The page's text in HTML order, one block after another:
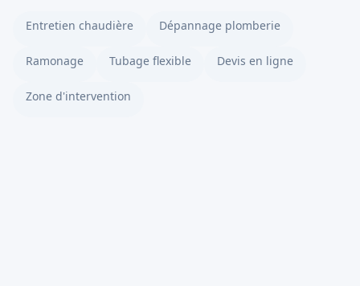
Entretien chaudière Dépannage plomberie
Ramonage Tubage flexible Devis en ligne
Zone d'intervention